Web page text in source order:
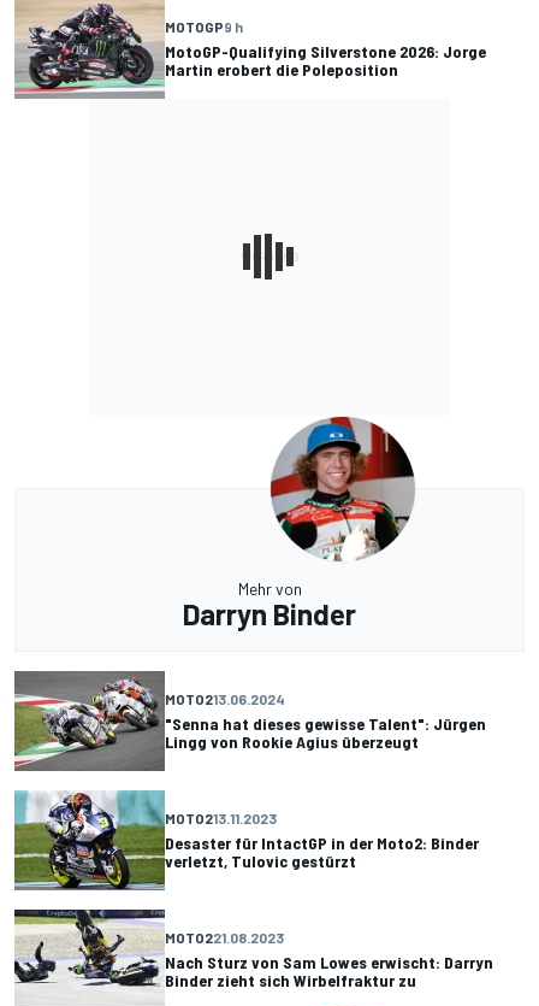
MOTOGP9 h
MotoGP-Qualifying Silverstone 2026: Jorge
Martin erobert die Poleposition
Mehr von
Darryn Binder
MOTO213.06.2024
"Senna hat dieses gewisse Talent": Jürgen
Lingg von Rookie Agius überzeugt
MOTO213.11.2023
Desaster für IntactGP in der Moto2: Binder
verletzt, Tulovic gestürzt
MOTO221.08.2023
Nach Sturz von Sam Lowes erwischt: Darryn
Binder zieht sich Wirbelfraktur zu